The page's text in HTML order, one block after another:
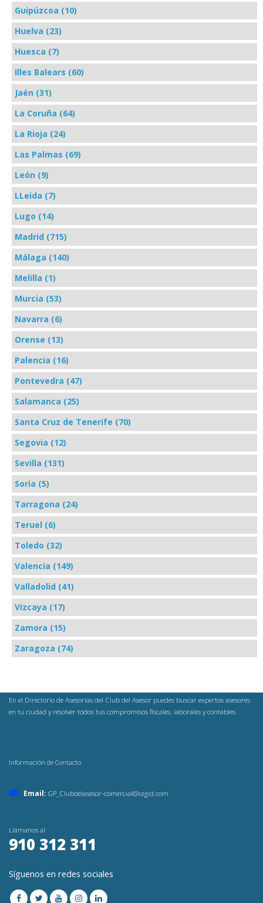
Guipúzcoa (10)
Huelva (23)
Huesca (7)
Illes Balears (60)
Jaén (31)
La Coruña (64)
La Rioja (24)
Las Palmas (69)
León (9)
LLeida (7)
Lugo (14)
Madrid (715)
Málaga (140)
Melilla (1)
Murcia (53)
Navarra (6)
Orense (13)
Palencia (16)
Pontevedra (47)
Salamanca (25)
Santa Cruz de Tenerife (70)
Segovia (12)
Sevilla (131)
Soria (5)
Tarragona (24)
Teruel (6)
Toledo (32)
Valencia (149)
Valladolid (41)
Vizcaya (17)
Zamora (15)
Zaragoza (74)
En el Directorio de Asesorías del Club del Asesor puedes buscar expertos asesores
en tu ciudad y resolver todos tus compromisos fiscales, laborales y contables.
Información de Contacto
Email: GP_Clubdelasesor-comercial@cegid.com
Llámanos al
910 312 311
Síguenos en redes sociales